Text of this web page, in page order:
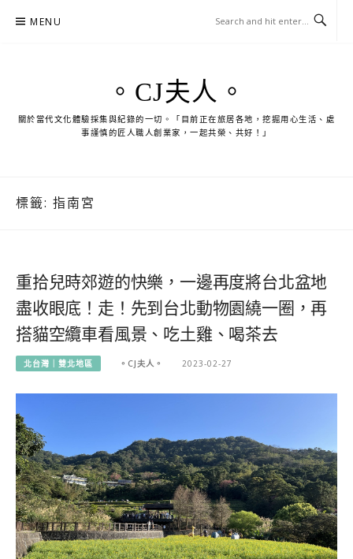
MENU
。CJ夫人。
關於當代文化體驗採集與紀錄的一切。「目前正在旅居各地，挖掘用心生活、處
事謹慎的匠人職人創業家，一起共榮、共好！」
標籤: 指南宮
重拾兒時郊遊的快樂，一邊再度將台北盆地
盡收眼底！走！先到台北動物園繞一圈，再
搭貓空纜車看風景、吃土雞、喝茶去
北台灣｜雙北地區 。CJ夫人。 2023-02-27